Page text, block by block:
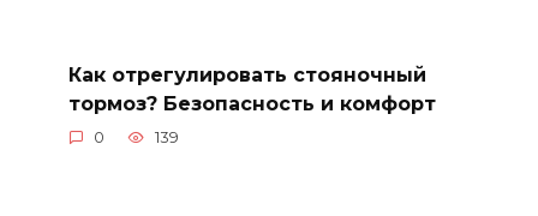
Как отрегулировать стояночный
тормоз? Безопасность и комфорт
0 139